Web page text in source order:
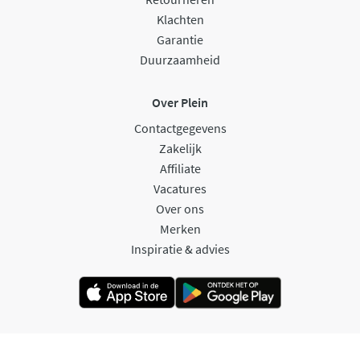
Klachten
Garantie
Duurzaamheid
Over Plein
Contactgegevens
Zakelijk
Affiliate
Vacatures
Over ons
Merken
Inspiratie & advies